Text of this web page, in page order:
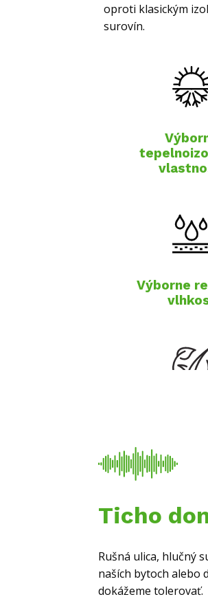
oproti klasickým
surovín.
Výborne
Ticho
Rušná ulica, hlučný
naších bytoch alebo
dokážeme tolerovať.